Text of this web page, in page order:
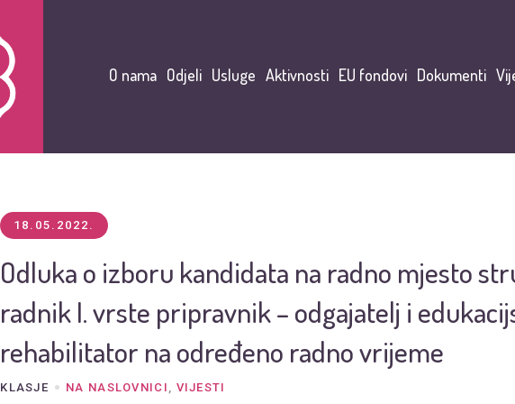
O nama Odjeli Usluge Aktivnosti EU fondovi Dokumenti
18.05.2022.
Odluka o izboru kandidata na radno mjesto
radnik I. vrste pripravnik – odgajatelj i
rehabilitator na određeno radno vrijeme
KLASJE NA NASLOVNICI , VIJESTI